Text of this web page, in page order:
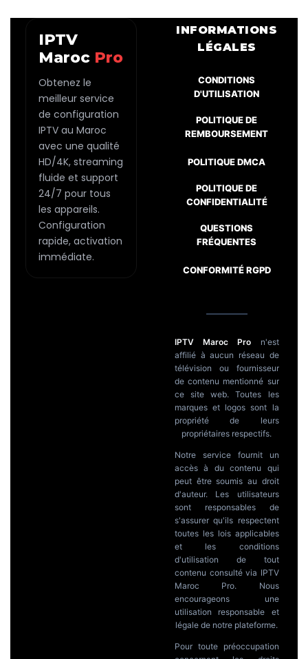
IPTV
Maroc Pro
Obtenez le
meilleur service
de configuration
IPTV au Maroc
avec une qualité
HD/4K, streaming
fluide et support
24/7 pour tous
les appareils.
Configuration
rapide, activation
immédiate.
INFORMATIONS
LÉGALES
CONDITIONS
D'UTILISATION
POLITIQUE DE
REMBOURSEMENT
POLITIQUE DMCA
POLITIQUE DE
CONFIDENTIALITÉ
QUESTIONS
FRÉQUENTES
CONFORMITÉ RGPD
IPTV Maroc Pro n'est
affilié à aucun réseau de
télévision ou fournisseur
de contenu mentionné sur
ce site web. Toutes les
marques et logos sont la
propriété de leurs
propriétaires respectifs.
Notre service fournit un
accès à du contenu qui
peut être soumis au droit
d'auteur. Les utilisateurs
sont responsables de
s'assurer qu'ils respectent
toutes les lois applicables
et les conditions
d'utilisation de tout
contenu consulté via IPTV
Maroc Pro. Nous
encourageons une
utilisation responsable et
légale de notre plateforme.
Pour toute préoccupation